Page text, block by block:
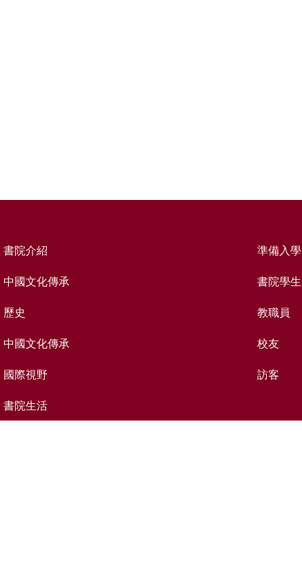
書院介紹
中國文化傳承
歷史
中國文化傳承
國際視野
書院生活
準備入學
書院學生
教職員
校友
訪客